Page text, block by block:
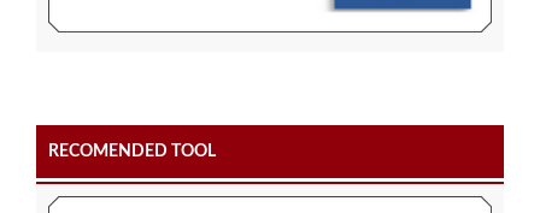
RECOMENDED TOOL